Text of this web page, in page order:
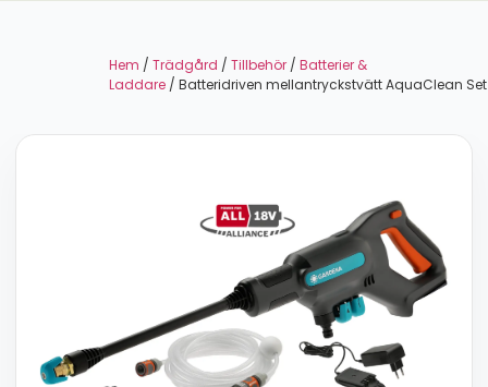
Hem / Trädgård / Tillbehör / Batterier &
Laddare / Batteridriven mellantryckstvätt AquaClean Set